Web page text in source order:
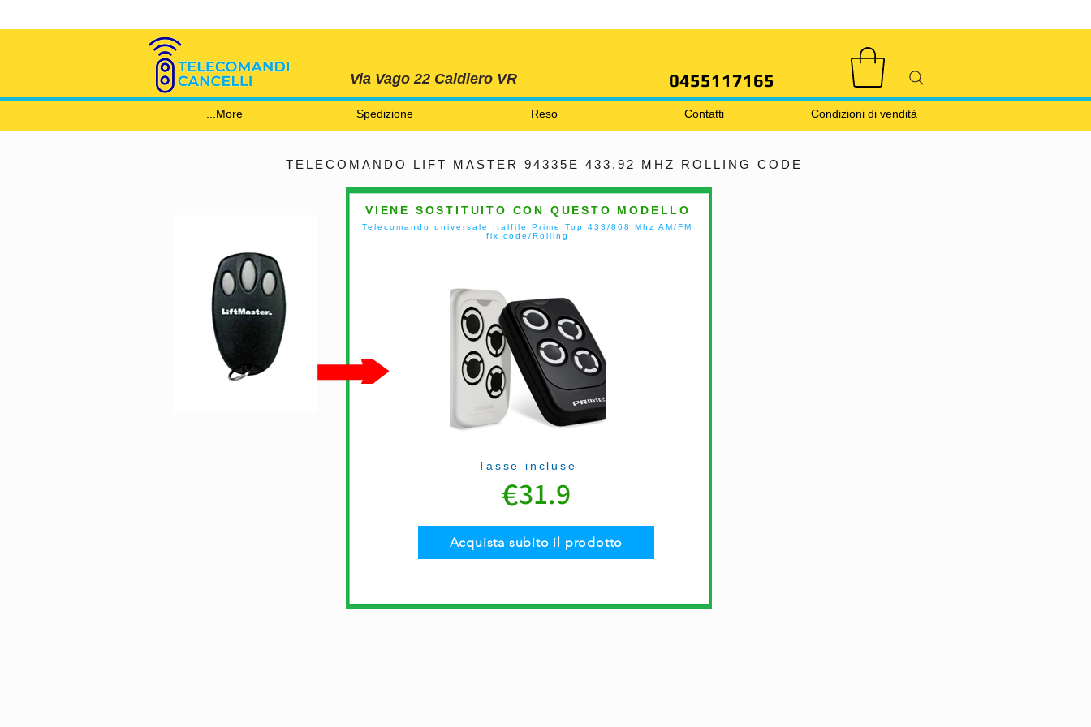
Via Vago 22 Caldiero VR 0455117165
Condizioni di vendità
Contatti
Reso
Spedizione
More...
TELECOMANDO LIFT MASTER 94335E 433,92 MHZ ROLLING CODE
VIENE SOSTITUITO CON QUESTO MODELLO
Tasse incluse
Telecomando universale Italfile Prime Top 433/868 Mhz AM/FM
fix code/Rolling
€31.9
Acquista subito il prodotto